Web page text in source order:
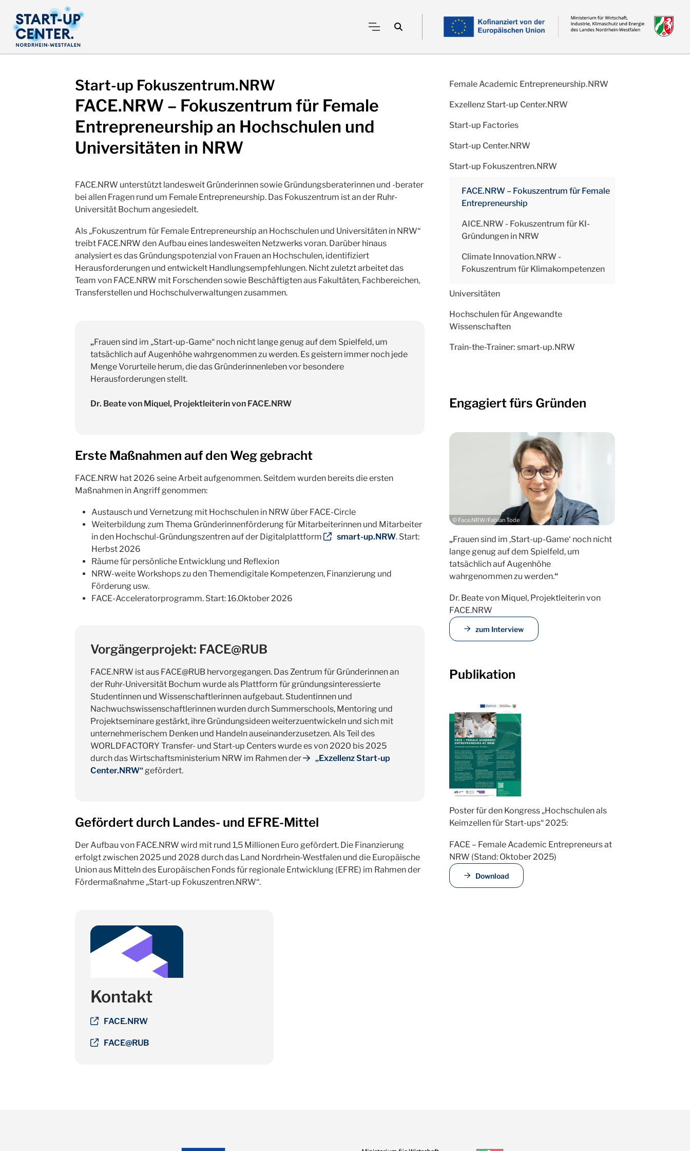
Start-up Fokuszentrum.NRW
FACE.NRW – Fokuszentrum für Female
Entrepreneurship an Hochschulen und
Universitäten in NRW
FACE.NRW unterstützt landesweit Gründerinnen sowie Gründungsberaterinnen und -berater
bei allen Fragen rund um Female Entrepreneurship. Das Fokuszentrum ist an der Ruhr-
Universität Bochum angesiedelt.
Als „Fokuszentrum für Female Entrepreneurship an Hochschulen und Universitäten in NRW“
treibt FACE.NRW den Aufbau eines landesweiten Netzwerks voran. Darüber hinaus
analysiert es das Gründungspotenzial von Frauen an Hochschulen, identifiziert
Herausforderungen und entwickelt Handlungsempfehlungen. Nicht zuletzt arbeitet das
Team von FACE.NRW mit Forschenden sowie Beschäftigten aus Fakultäten, Fachbereichen,
Transferstellen und Hochschulverwaltungen zusammen.
„Frauen sind im „Start-up-Game“ noch nicht lange genug auf dem Spielfeld, um
tatsächlich auf Augenhöhe wahrgenommen zu werden. Es geistern immer noch jede
Menge Vorurteile herum, die das Gründerinnenleben vor besondere
Herausforderungen stellt.
Dr. Beate von Miquel, Projektleiterin von FACE.NRW
Erste Maßnahmen auf den Weg gebracht
FACE.NRW hat 2026 seine Arbeit aufgenommen. Seitdem wurden bereits die ersten
Maßnahmen in Angriff genommen:
Austausch und Vernetzung mit Hochschulen in NRW über FACE-Circle
Weiterbildung zum Thema Gründerinnenförderung für Mitarbeiterinnen und Mitarbeiter
in den Hochschul-Gründungszentren auf der Digitalplattform
smart-up.NRW. Start:
Herbst 2026
Räume für persönliche Entwicklung und Reflexion
NRW-weite Workshops zu den Themendigitale Kompetenzen, Finanzierung und
Förderung usw.
FACE-Acceleratorprogramm. Start: 16.Oktober 2026
Vorgängerprojekt: FACE@RUB
FACE.NRW ist aus FACE@RUB hervorgegangen. Das Zentrum für Gründerinnen an
der Ruhr-Universität Bochum wurde als Plattform für gründungsinteressierte
Studentinnen und Wissenschaftlerinnen aufgebaut. Studentinnen und
Nachwuchswissenschaftlerinnen wurden durch Summerschools, Mentoring und
Projektseminare gestärkt, ihre Gründungsideen weiterzuentwickeln und sich mit
unternehmerischem Denken und Handeln auseinanderzusetzen. Als Teil des
WORLDFACTORY Transfer- und Start-up Centers wurde es von 2020 bis 2025
durch das Wirtschaftsministerium NRW im Rahmen der
„Exzellenz Start-up
Center.NRW“gefördert.
Gefördert durch Landes- und EFRE-Mittel
Der Aufbau von FACE.NRW wird mit rund 1,5 Millionen Euro gefördert. Die Finanzierung
erfolgt zwischen 2025 und 2028 durch das Land Nordrhein-Westfalen und die Europäische
Union aus Mitteln des Europäischen Fonds für regionale Entwicklung (EFRE) im Rahmen der
Fördermaßnahme „Start-up Fokuszentren.NRW“.
Kontakt
FACE.NRW
FACE@RUB
Female Academic Entrepreneurship.NRW
Exzellenz Start-up Center.NRW
Start-up Factories
Start-up Center.NRW
Start-up Fokuszentren.NRW
FACE.NRW – Fokuszentrum für Female
Entrepreneurship
AICE.NRW - Fokuszentrum für KI-
Gründungen in NRW
Climate Innovation.NRW -
Fokuszentrum für Klimakompetenzen
Universitäten
Hochschulen für Angewandte
Wissenschaften
Train-the-Trainer: smart-up.NRW
Engagiert fürs Gründen
© Face.NRW/Fabian Tode
„Frauen sind im ,Start-up-Game‘ noch nicht
lange genug auf dem Spielfeld, um
tatsächlich auf Augenhöhe
wahrgenommen zu werden.“
Dr. Beate von Miquel, Projektleiterin von
FACE.NRW
zum Interview
Publikation
Poster für den Kongress „Hochschulen als
Keimzellen für Start-ups“ 2025:
FACE – Female Academic Entrepreneurs at
NRW (Stand: Oktober 2025)
Download